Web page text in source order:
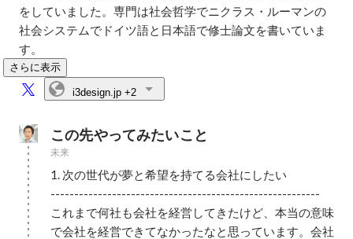
をしていました。専門は社会哲学でニクラス・ルーマンの
社会システムでドイツ語と日本語で修士論文を書いていま
す。
さらに表示
i3design.jp +2
この先やってみたいこと
未来
1. 次の世代が夢と希望を持てる会社にしたい
---------------------------------------------------------
これまで何社も会社を経営してきたけど、本当の意味
で会社を経営できてなかったなと思っています。会社